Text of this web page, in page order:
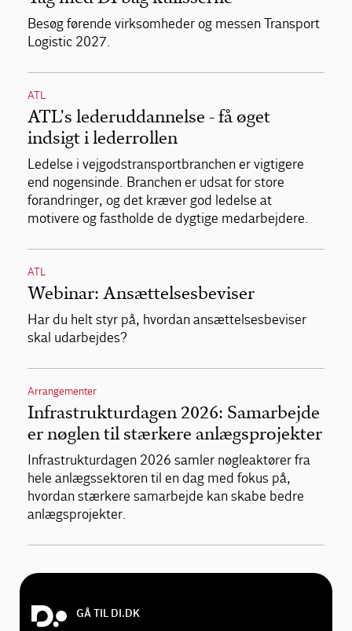
Besøg førende virksomheder og messen Transport
Logistic 2027.
ATL
ATL's lederuddannelse - få øget
indsigt i lederrollen
Ledelse i vejgodstransportbranchen er vigtigere
end nogensinde. Branchen er udsat for store
forandringer, og det kræver god ledelse at
motivere og fastholde de dygtige medarbejdere.
ATL
Webinar: Ansættelsesbeviser
Har du helt styr på, hvordan ansættelsesbeviser
skal udarbejdes?
Arrangementer
Infrastrukturdagen 2026: Samarbejde
er nøglen til stærkere anlægsprojekter
Infrastrukturdagen 2026 samler nøgleaktører fra
hele anlægssektoren til en dag med fokus på,
hvordan stærkere samarbejde kan skabe bedre
anlægsprojekter.
GÅ TIL DI.DK